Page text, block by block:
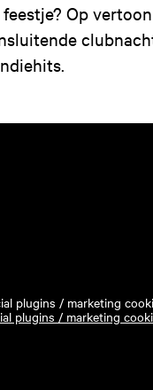
Op
plugins / marketing
plugins / marketing